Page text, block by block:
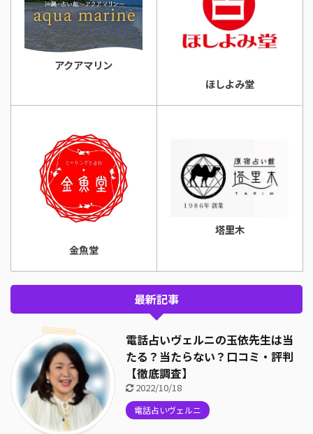
アクアマリン
ほしよみ堂
金魚堂
塔里木
最新記事
電話占いヴェルニの玉依先生は当
たる？当たらない？口コミ・評判
【徹底調査】
2022/10/18
電話占いヴェルニ